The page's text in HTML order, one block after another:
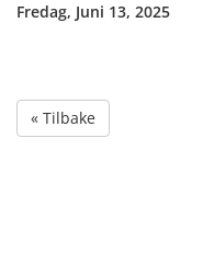
Fredag, Juni 13, 2025
« Tilbake